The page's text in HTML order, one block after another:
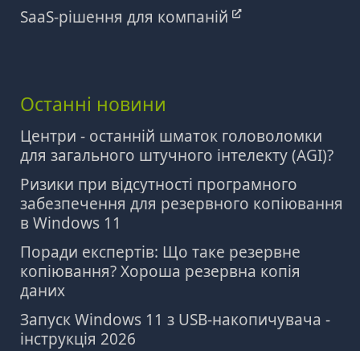
SaaS-рішення для компаній
Останні новини
Центри - останній шматок головоломки
для загального штучного інтелекту (AGI)?
Ризики при відсутності програмного
забезпечення для резервного копіювання
в Windows 11
Поради експертів: Що таке резервне
копіювання? Хороша резервна копія
даних
Запуск Windows 11 з USB-накопичувача -
інструкція 2026